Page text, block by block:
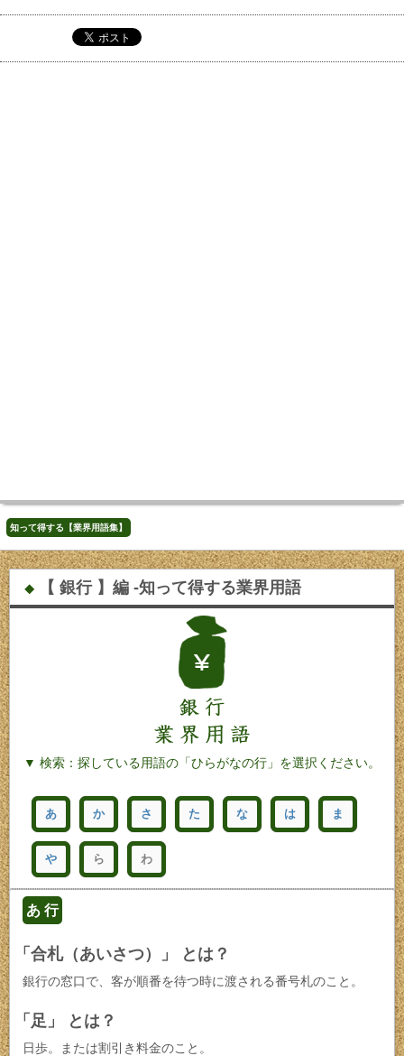
知って得する【業界用語集】
◆ 【 銀行 】編 -知って得する業界用語
▼ 検索：探している用語の「ひらがなの行」を選択ください。
あ か さ た な は ま
や ら わ
あ 行
「合札（あいさつ）」 とは？
銀行の窓口で、客が順番を待つ時に渡される番号札のこと。
「足」 とは？
日歩。または割引き料金のこと。